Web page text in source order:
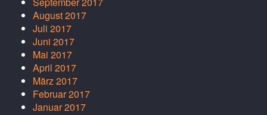
August 2017
Juli 2017
Juni 2017
Mai 2017
April 2017
März 2017
Februar 2017
Januar 2017